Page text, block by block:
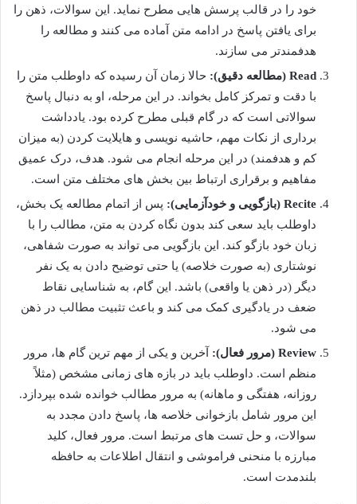
خود را در قالب پرسش هایی مطرح نماید. این سوالات، ذهن را
برای یافتن پاسخ در ادامه متن آماده می کنند و مطالعه را
هدفمندتر می سازند.
Read (مطالعه دقیق):
حالا زمان آن رسیده که داوطلب متن را
با دقت و تمرکز کامل بخواند. در این مرحله، او به دنبال پاسخ
سوالاتی است که در گام قبلی مطرح کرده بود. یادداشت
برداری از نکات مهم، حاشیه نویسی و هایلایت کردن (به میزان
کم و هدفمند) در این مرحله انجام می شود. هدف، درک عمیق
مفاهیم و برقراری ارتباط بین بخش های مختلف متن است.
Recite (بازگویی و خودآزمایی):
پس از اتمام مطالعه یک بخش،
داوطلب باید سعی کند بدون نگاه کردن به متن، مطالب را با
زبان خود بازگو کند. این بازگویی می تواند به صورت شفاهی،
نوشتاری (به صورت خلاصه) یا حتی توضیح دادن به یک نفر
دیگر (در ذهن یا واقعی) باشد. این گام، به شناسایی نقاط
ضعف در یادگیری کمک می کند و باعث تثبیت مطالب در ذهن
می شود.
Review (مرور فعال):
آخرین و یکی از مهم ترین گام ها، مرور
منظم است. داوطلب باید در بازه های زمانی مشخص (مثلاً
روزانه، هفتگی و ماهانه) به مرور مطالب خوانده شده بپردازد.
این مرور شامل بازخوانی خلاصه ها، پاسخ دادن مجدد به
سوالات، و حل تست های مرتبط است. مرور فعال، کلید
مبارزه با منحنی فراموشی و انتقال اطلاعات به حافظه
بلندمدت است.